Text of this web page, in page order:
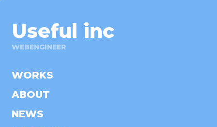
Useful inc
WEBENGINEER
WORKS
ABOUT
NEWS